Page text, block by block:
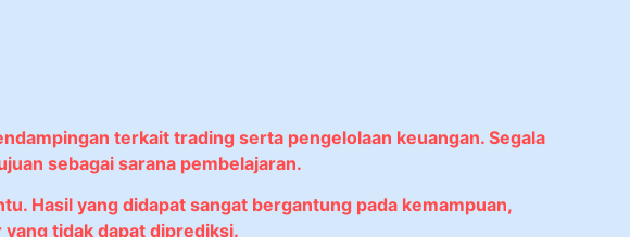
terkait trading serta pengelolaan keuangan. Segala
sebagai sarana pembelajaran.
Hasil yang didapat sangat bergantung pada kemampuan,
tidak dapat diprediksi.